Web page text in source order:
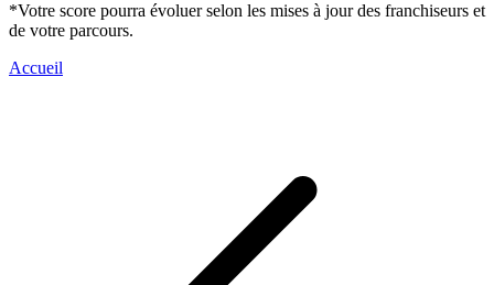
*Votre score pourra évoluer selon les mises à jour des franchiseurs et
de votre parcours.
Accueil